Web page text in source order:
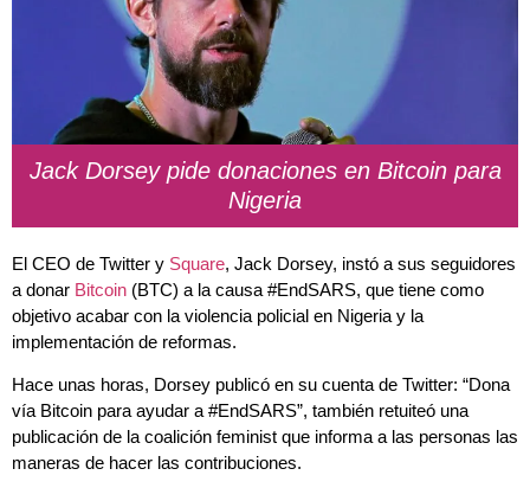
Jack Dorsey pide donaciones en Bitcoin para
Nigeria
El CEO de Twitter y Square, Jack Dorsey, instó a sus seguidores
a donar Bitcoin (BTC) a la causa #EndSARS, que tiene como
objetivo acabar con la violencia policial en Nigeria y la
implementación de reformas.
Hace unas horas, Dorsey publicó en su cuenta de Twitter: “Dona
vía Bitcoin para ayudar a #EndSARS”, también retuiteó una
publicación de la coalición feminist que informa a las personas las
maneras de hacer las contribuciones.